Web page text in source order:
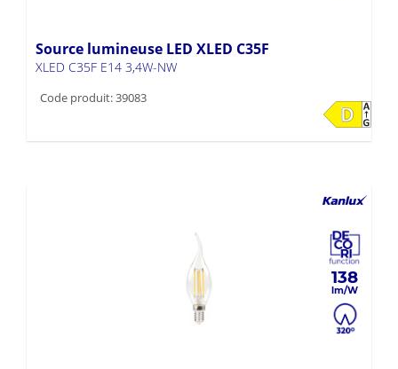
Source lumineuse LED XLED C35F
XLED C35F E14 3,4W-NW
Code produit: 39083
138